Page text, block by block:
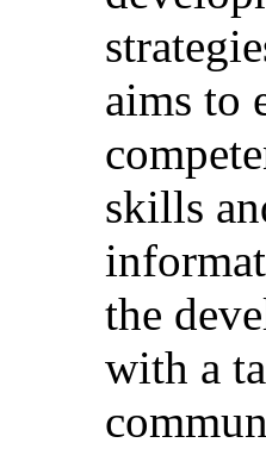
aims to
skills
the
with a